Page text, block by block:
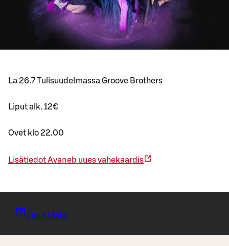
La 26.7 Tulisuudelmassa Groove Brothers
Liput alk. 12€
Ovet klo 22.00
LisätiedotAvaneb uues vahekaardis
Liput tästä